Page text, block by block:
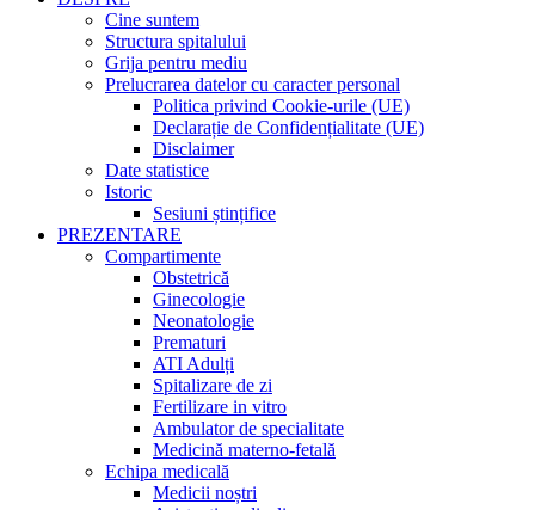
Cine suntem
Structura spitalului
Grija pentru mediu
Prelucrarea datelor cu caracter personal
Politica privind Cookie-urile (UE)
Declarație de Confidențialitate (UE)
Disclaimer
Date statistice
Istoric
Sesiuni ștințifice
PREZENTARE
Compartimente
Obstetrică
Ginecologie
Neonatologie
Prematuri
ATI Adulți
Spitalizare de zi
Fertilizare in vitro
Ambulator de specialitate
Medicină materno-fetală
Echipa medicală
Medicii noștri